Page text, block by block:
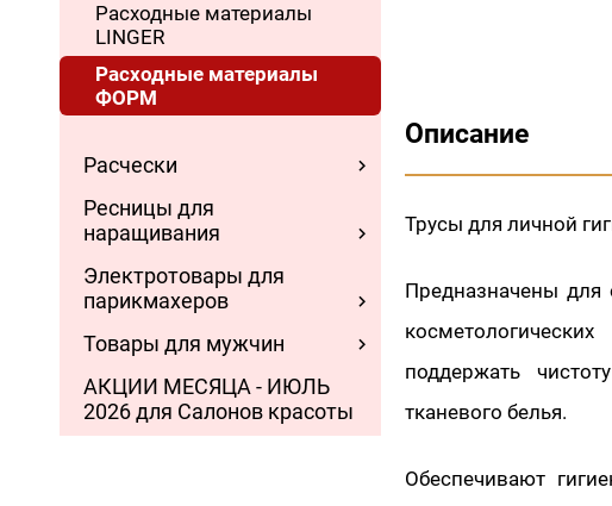
Расходные материалы
LINGER
Расходные материалы
ФОРМ
Расчески
Ресницы для
наращивания
Электротовары для
парикмахеров
Товары для мужчин
АКЦИИ МЕСЯЦА - ИЮЛЬ
2026 для Салонов красоты
Описание
Трусы для личной
Предназначены для
поддержать
тканевого белья.
Обеспечивают